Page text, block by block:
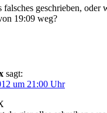
falsches geschrieben, oder
19:09 weg?
sagt:
um 21:00 Uhr